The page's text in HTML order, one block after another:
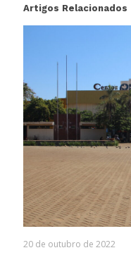
Artigos Relacionados
20 de outubro de 2022